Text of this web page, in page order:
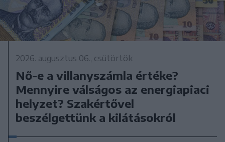
2026. augusztus 06., csütörtök
Nő-e a villanyszámla értéke?
Mennyire válságos az energiapiaci
helyzet? Szakértővel
beszélgettünk a kilátásokról